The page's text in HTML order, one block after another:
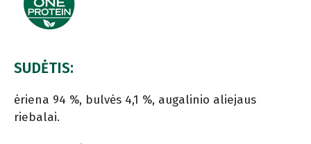
SUDĖTIS:
ėriena 94 %, bulvės 4,1 %, augalinio aliejaus
riebalai.